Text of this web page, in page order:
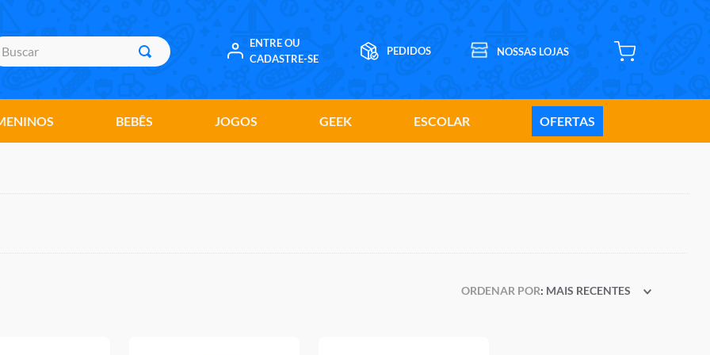
ENTRE OU
CADASTRE-SE
BEBÊS JOGOS GEEK ESCOLAR OFERTAS
ORDENAR POR MAIS RECENTES